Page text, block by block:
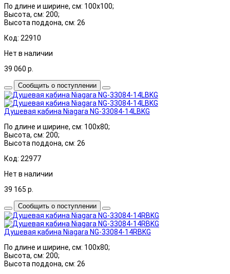
По длине и ширине, см: 100x100;
Высота, см: 200;
Высота поддона, см: 26
Код: 22910
Нет в наличии
39 060 р.
Сообщить о поступлении
Душевая кабина Niagara NG-33084-14LBKG
По длине и ширине, см: 100x80;
Высота, см: 200;
Высота поддона, см: 26
Код: 22977
Нет в наличии
39 165 р.
Сообщить о поступлении
Душевая кабина Niagara NG-33084-14RBKG
По длине и ширине, см: 100x80;
Высота, см: 200;
Высота поддона, см: 26